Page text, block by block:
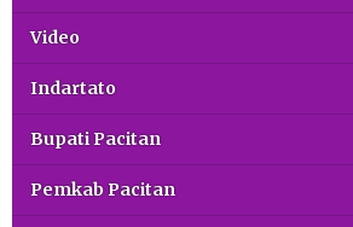
Video
Indartato
Bupati Pacitan
Pemkab Pacitan